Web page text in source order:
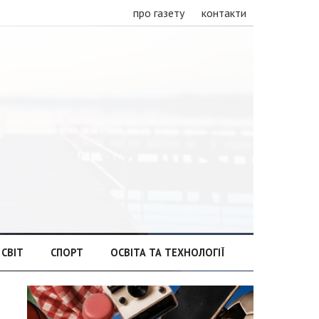
про газету контакти
СВІТ СПОРТ ОСВІТА ТА ТЕХНОЛОГІЇ